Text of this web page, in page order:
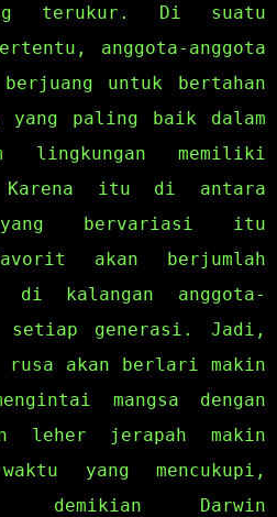
terukur. Di suatu
anggota-anggota
untuk bertahan
yang paling baik dalam
lingkungan memiliki
Karena itu di antara
yang bervariasi itu
akan berjumlah
kalangan anggota-
setiap generasi. Jadi,
rusa akan berlari makin
mangsa dengan
leher jerapah makin
yang mencukupi,
demikian Darwin